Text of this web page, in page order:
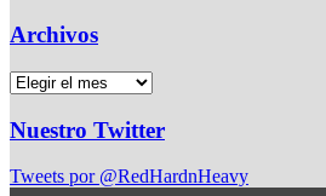
Archivos
Nuestro Twitter
Tweets por @RedHardnHeavy